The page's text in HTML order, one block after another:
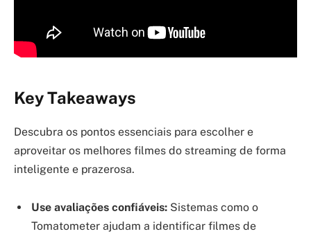
Key Takeaways
Descubra os pontos essenciais para escolher e
aproveitar os melhores filmes do streaming de forma
inteligente e prazerosa.
Use avaliações confiáveis: Sistemas como o
Tomatometer ajudam a identificar filmes de